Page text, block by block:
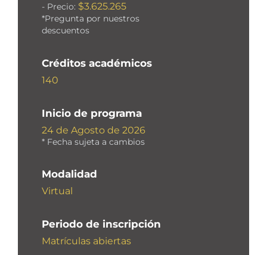
- Precio: $3.625.265
*Pregunta por nuestros
descuentos
Créditos académicos
140
Inicio de programa
24 de Agosto de 2026
* Fecha sujeta a cambios
Modalidad
Virtual
Periodo de inscripción
Matrículas abiertas